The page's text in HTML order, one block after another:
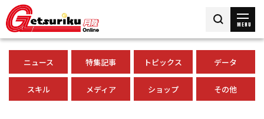
MENU
ニュース 特集記事 トピックス データ
スキル メディア ショップ その他